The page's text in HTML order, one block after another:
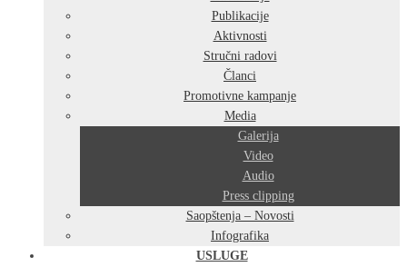
Publikacije
Aktivnosti
Stručni radovi
Članci
Promotivne kampanje
Media
Galerija
Video
Audio
Press clipping
Saopštenja – Novosti
Infografika
USLUGE